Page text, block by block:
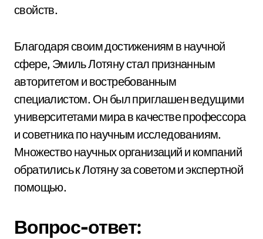
свойств.
Благодаря своим достижениям в научной
сфере, Эмиль Лотяну стал признанным
авторитетом и востребованным
специалистом. Он был приглашен ведущими
университетами мира в качестве профессора
и советника по научным исследованиям.
Множество научных организаций и компаний
обратились к Лотяну за советом и экспертной
помощью.
Вопрос-ответ: